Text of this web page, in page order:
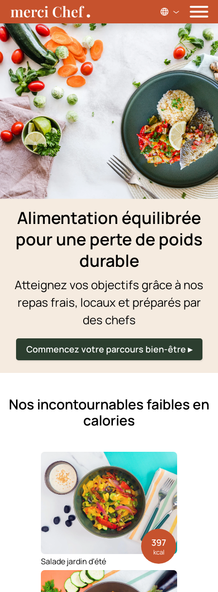
Alimentation équilibrée
pour une perte de poids
durable
Atteignez vos objectifs grâce à nos
repas frais, locaux et préparés par
des chefs
Commencez votre parcours bien-être ▸
Nos incontournables faibles en
calories
397
kcal
Salade jardin d'été